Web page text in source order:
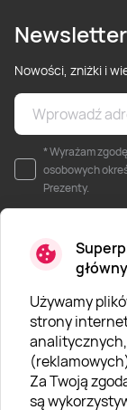
Używamy
strony
Za Twoją
są
Newsletter
Nowości, zniżki i
* Wyrażam
osobowych
Prezenty.
O
O nas
Aktualności